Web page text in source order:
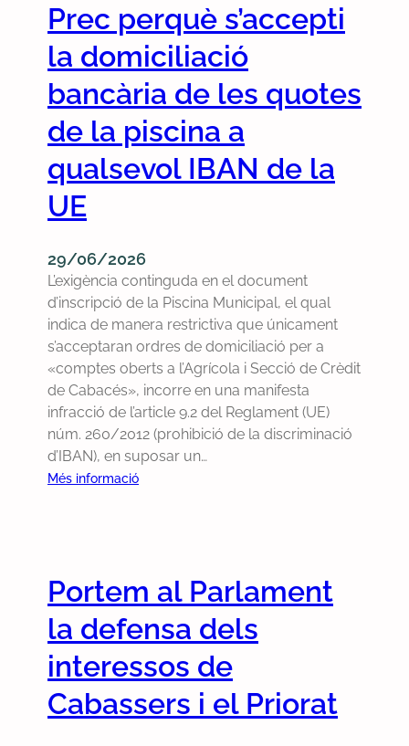
e
i
c
l
e
l
r
i
c
p
e
r
l
a
r
e
c
d
p
r
t
a
p
e
r
q
è
l
a
o
l
l
i
d
a
d
e
l
a
f
i
ó
o
g
n
Prec perquè s’accepti
la domiciliació
bancària de les quotes
de la piscina a
qualsevol IBAN de la
UE
29/06/2026
L’exigència continguda en el document
d’inscripció de la Piscina Municipal, el qual
indica de manera restrictiva que únicament
s’acceptaran ordres de domiciliació per a
«comptes oberts a l’Agrícola i Secció de Crèdit
de Cabacés», incorre en una manifesta
infracció de l’article 9.2 del Reglament (UE)
núm. 260/2012 (prohibició de la discriminació
d’IBAN), en suposar un…
Més informació:
p
e
r
u
è
s
Portem al Parlament
la defensa dels
interessos de
Cabassers i el Priorat